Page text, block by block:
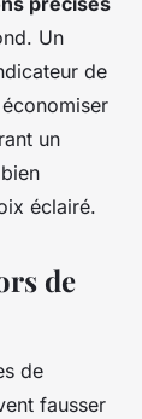
Un
de
un
bien
éclairé.
de
de
fausser